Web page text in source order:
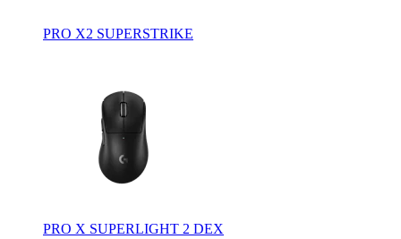
PRO X2 SUPERSTRIKE
PRO X SUPERLIGHT 2 DEX